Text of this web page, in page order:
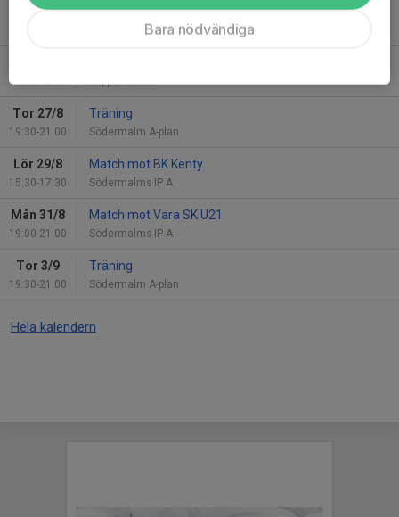
Tor 20/8 Träning
Södermalm A-plan
14:00-16:00 Kopparvallen
Tor 27/8
19:30-21:00
Träning
Södermalm A-plan
Lör 29/8
15:30-17:30
Match mot BK Kenty
Södermalms IP A
Mån 31/8
19:00-21:00
Match mot Vara SK U21
Södermalms IP A
Tor 3/9
19:30-21:00
Träning
Södermalm A-plan
Hela kalendern
Bara nödvändiga